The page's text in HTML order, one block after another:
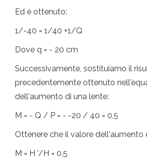
Ed è ottenuto:
1/-40 = 1/40 +1/Q
Dove q = - 20 cm
Successivamente, sostituiamo il
precedentemente ottenuto
dell'aumento di una lente:
M = - Q / P = - -20 / 40 = 0,5
Ottenere che il valore dell'aumento
M = H '/H = 0,5